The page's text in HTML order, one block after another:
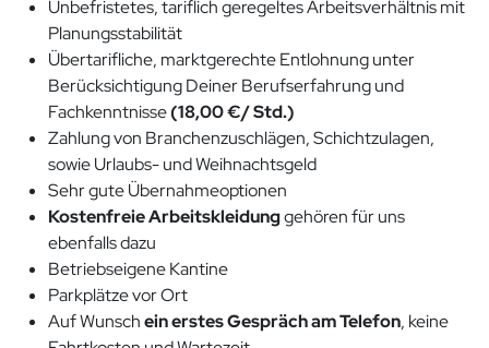
Unbefristetes, tariflich geregeltes Arbeitsverhältnis mit
Planungsstabilität
Übertarifliche, marktgerechte Entlohnung unter
Berücksichtigung Deiner Berufserfahrung und
Fachkenntnisse(18,00 €/ Std.)
Zahlung von Branchenzuschlägen, Schichtzulagen,
sowie Urlaubs- und Weihnachtsgeld
Sehr gute Übernahmeoptionen
Kostenfreie Arbeitskleidunggehören für uns
ebenfalls dazu
Betriebseigene Kantine
Parkplätze vor Ort
Auf Wunschein erstes Gespräch am Telefon, keine